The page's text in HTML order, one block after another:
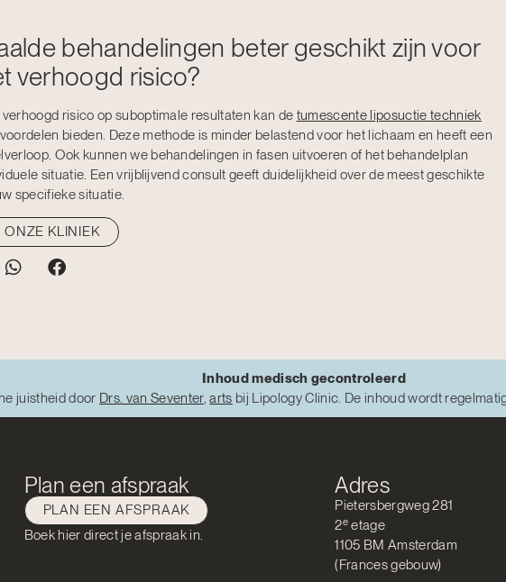
behandelingen beter geschikt zijn voor
verhoogd risico?
risico op suboptimale resultaten kan de tumescente liposuctie techniek
bieden. Deze methode is minder belastend voor het lichaam en heeft een
Ook kunnen we behandelingen in fasen uitvoeren of het behandelplan
situatie. Een vrijblijvend consult geeft duidelijkheid over de meest geschikte
specifieke situatie.
ONZE KLINIEK
Inhoud medisch gecontroleerd
juistheid door Drs. van Seventer,arts bij Lipology Clinic. De inhoud wordt
Plan een afspraak
PLAN EEN AFSPRAAK
Boek hier direct je afspraak in.
Adres
Pietersbergweg 281
2e etage
1105 BM Amsterdam
(Frances gebouw)